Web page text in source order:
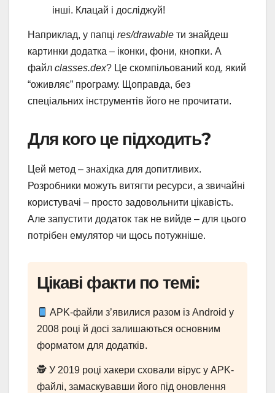
інші. Клацай і досліджуй!
Наприклад, у папці res/drawable ти знайдеш
картинки додатка – іконки, фони, кнопки. А
файл classes.dex? Це скомпільований код, який
“оживляє” програму. Щоправда, без
спеціальних інструментів його не прочитати.
Для кого це підходить?
Цей метод – знахідка для допитливих.
Розробники можуть витягти ресурси, а звичайні
користувачі – просто задовольнити цікавість.
Але запустити додаток так не вийде – для цього
потрібен емулятор чи щось потужніше.
Цікаві факти по темі:
APK-файли з’явилися разом із Android у
2008 році й досі залишаються основним
форматом для додатків.
🕵️ У 2019 році хакери сховали вірус у APK-
файлі, замаскувавши його під оновлення